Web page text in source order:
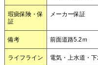
瑕疵保険・保
証
メーカー保証
備考 前面道路5.2ｍ
ライフライン 電気・上水道・下